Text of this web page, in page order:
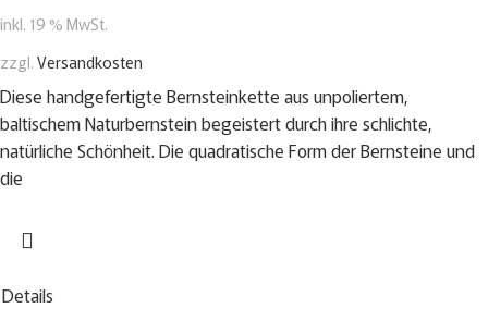
inkl. 19 % MwSt.
zzgl.Versandkosten
Diese handgefertigte Bernsteinkette aus unpoliertem,
baltischem Naturbernstein begeistert durch ihre schlichte,
natürliche Schönheit. Die quadratische Form der Bernsteine und
die
Details